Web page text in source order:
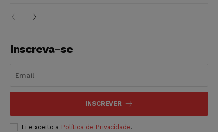
Inscreva-se
INSCREVER
Li e aceito a Política de Privacidade.